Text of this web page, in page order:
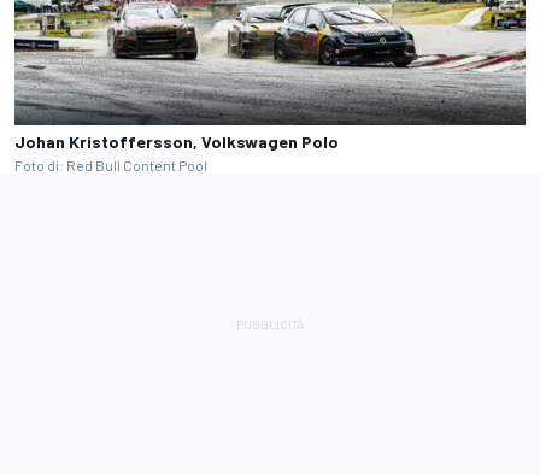
Johan Kristoffersson, Volkswagen Polo
Foto di: Red Bull Content Pool